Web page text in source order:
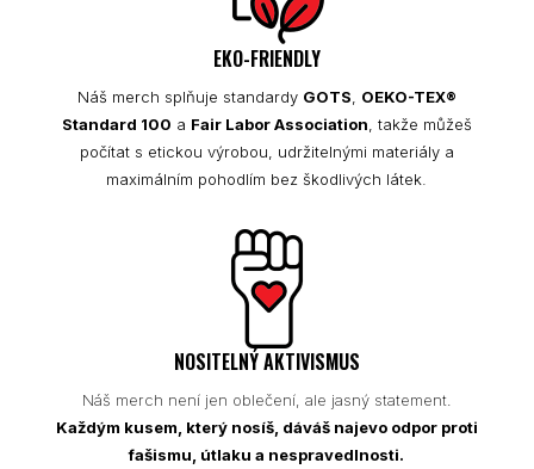
EKO-FRIENDLY
Náš merch splňuje standardy GOTS
OEKO-TEX®
Standard 100 a Fair Labor Association , takže můžeš
počítat s etickou výrobou, udržitelnými materiály a
maximálním pohodlím bez škodlivých látek.
NOSITELNÝ AKTIVISMUS
Náš merch není jen oblečení, ale jasný statement.
Každým kusem, který nosíš, dáváš najevo odpor proti
fašismu, útlaku a nespravedlnosti.